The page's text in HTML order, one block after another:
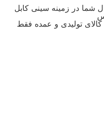
شما در زمینه سینی کابل
کالای تولیدی و عمده فقط